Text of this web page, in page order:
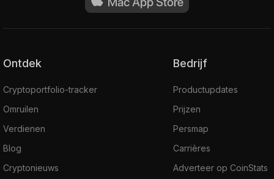
Ontdek
Cryptoportfolio-tracker
Omruilen
Verdienen
Blog
Cryptonieuws
Bedrijf
Productupdates
Prijzen
Persmap
Carrières
Adverteer op CoinStats